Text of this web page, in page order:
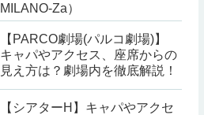
MILANO-Za）
【PARCO劇場(パルコ劇場)】
キャパやアクセス、座席からの
見え方は？劇場内を徹底解説！
【シアターH】キャパやアクセ